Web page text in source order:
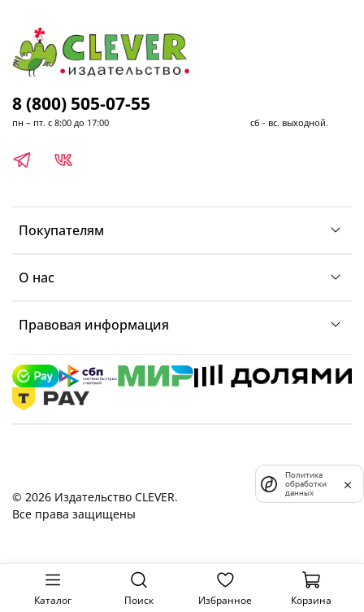
Покупателям
О нас
Правовая информация
8 (800) 505-07-55
пн – пт. с 8:00 до 17:00 сб - вс. выходной.
© 2026 Издательство CLEVER.
Все права защищены
Каталог Поиск Избранное Корзина
Политика
обработки
данных